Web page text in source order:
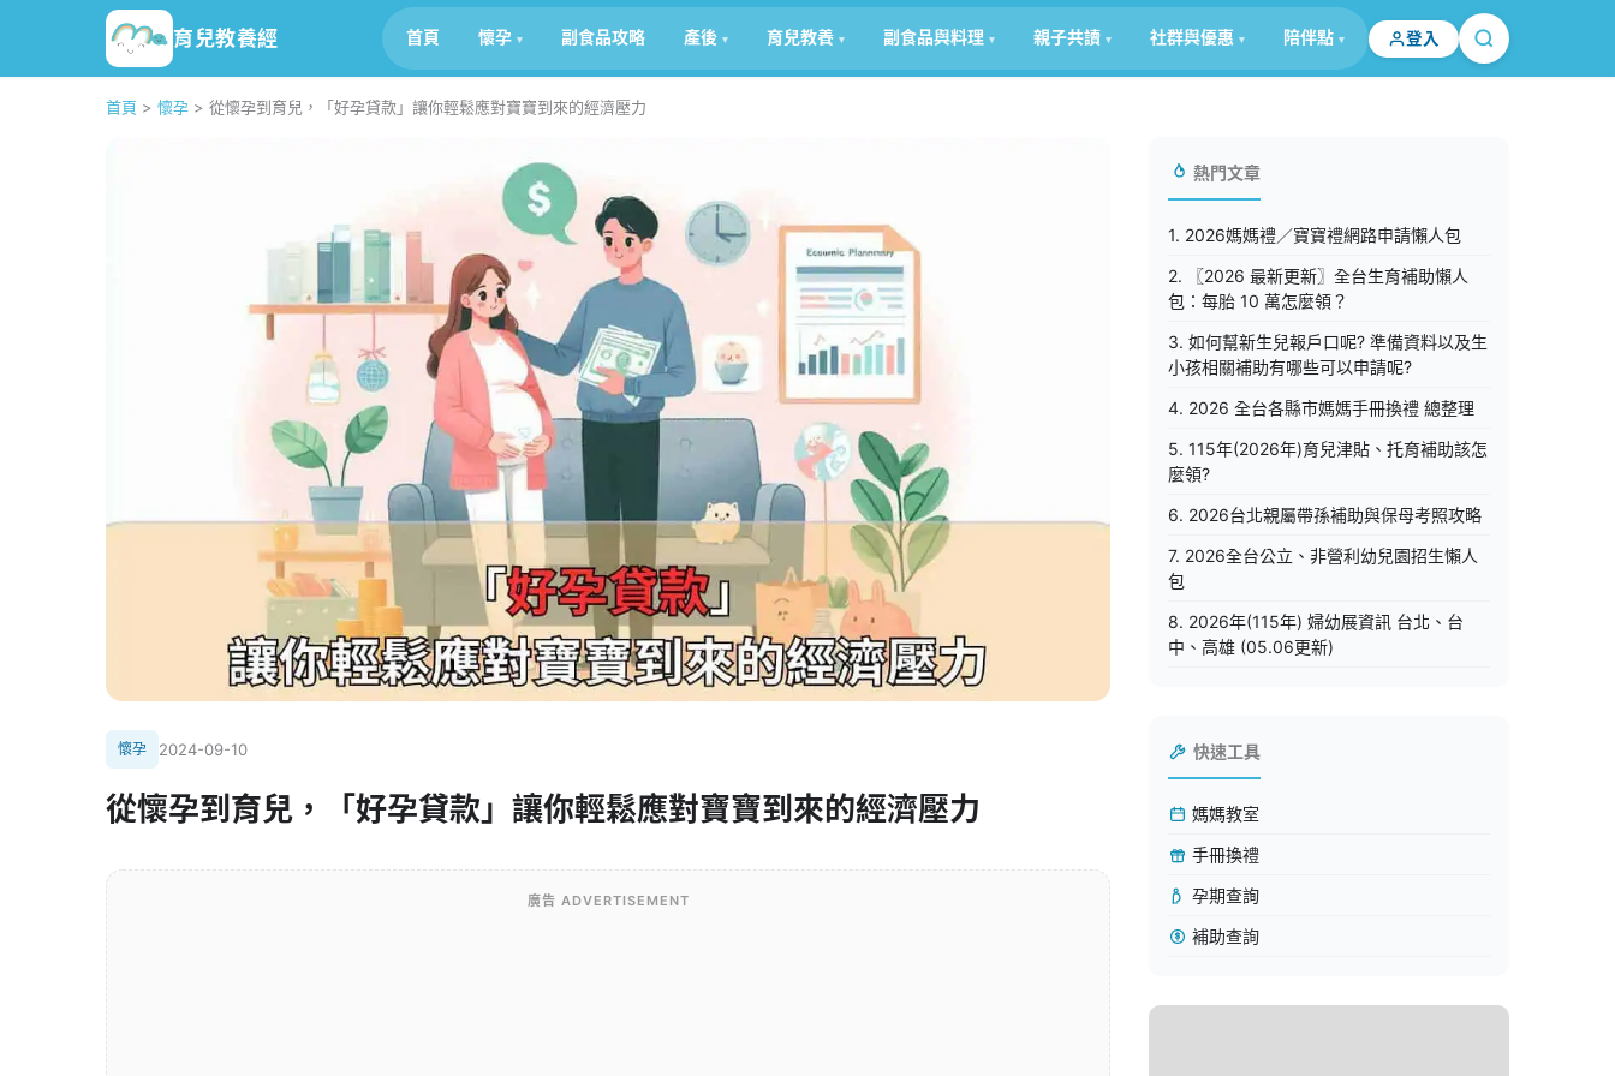
育兒教養經 首頁 懷孕 副食品攻略 產後 育兒教養 副食品與料理 親子共讀 社群與優惠 陪伴點 登入
首頁 > 懷孕 > 從懷孕到育兒，「好孕貸款」讓你輕鬆應對寶寶到來的經濟壓力
懷孕 2024-09-10
從懷孕到育兒，「好孕貸款」讓你輕鬆應對寶寶到來的經濟壓力
廣告 ADVERTISEMENT
熱門文章
1. 2026媽媽禮／寶寶禮網路申請懶人包
2. 〖2026 最新更新〗全台生育補助懶人
包：每胎 10 萬怎麼領？
3. 如何幫新生兒報戶口呢? 準備資料以及生
小孩相關補助有哪些可以申請呢?
4. 2026 全台各縣市媽媽手冊換禮 總整理
5. 115年(2026年)育兒津貼、托育補助該怎
麼領?
6. 2026台北親屬帶孫補助與保母考照攻略
7. 2026全台公立、非營利幼兒園招生懶人
包
8. 2026年(115年) 婦幼展資訊 台北、台
中、高雄 (05.06更新)
快速工具
媽媽教室
手冊換禮
孕期查詢
補助查詢